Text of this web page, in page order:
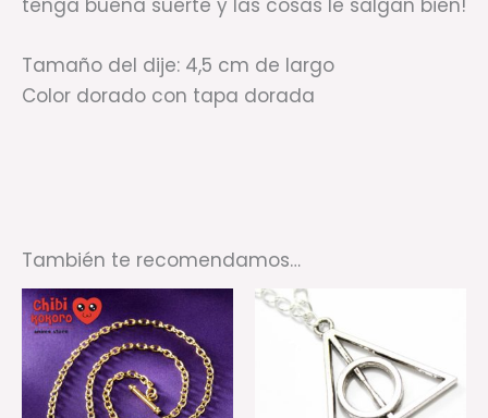
tenga buena suerte y las cosas le salgan bien!
Tamaño del dije: 4,5 cm de largo
Color dorado con tapa dorada
También te recomendamos…